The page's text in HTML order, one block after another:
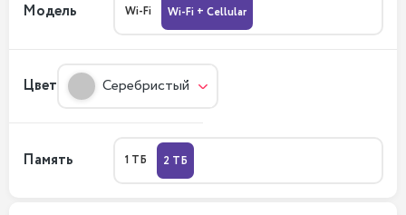
Модель Wi-Fi Wi-Fi + Cellular
Цвет Серебристый
Память 1 ТБ 2 ТБ